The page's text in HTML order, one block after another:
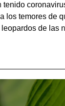
tenido
los temores de
de las